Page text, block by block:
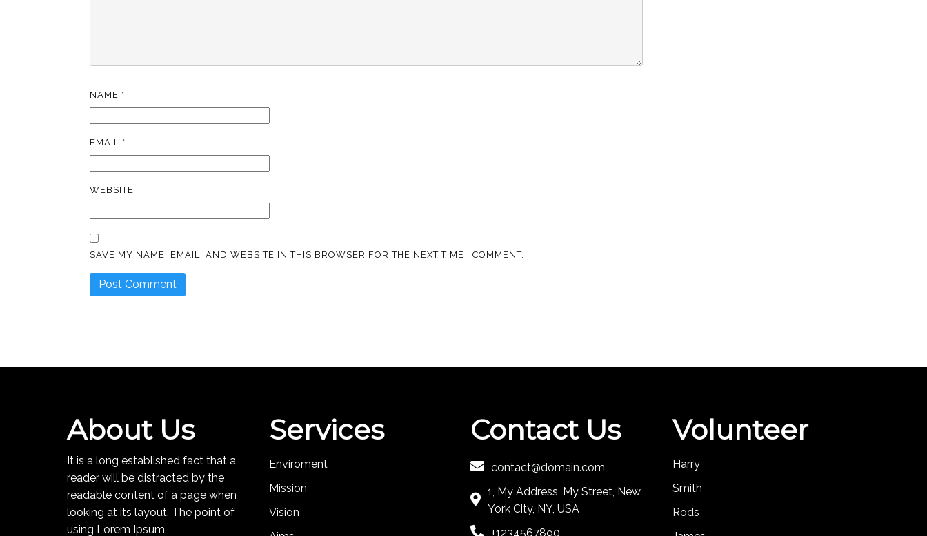
NAME *
EMAIL *
WEBSITE
SAVE MY NAME, EMAIL, AND WEBSITE IN THIS BROWSER FOR THE NEXT TIME I COMMENT.
About Us
It is a long established fact that a
reader will be distracted by the
readable content of a page when
looking at its layout. The point of
using Lorem Ipsum
Services
Enviroment
Mission
Vision
Contact Us
contact@domain.com
1, My Address, My Street, New
York City, NY, USA
+1234567890
Volunteer
Harry
Smith
Rods